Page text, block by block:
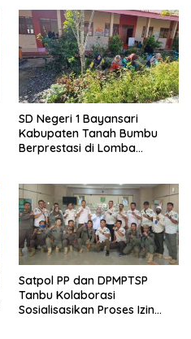
SD Negeri 1 Bayansari
Kabupaten Tanah Bumbu
Berprestasi di Lomba
Satpol PP dan DPMPTSP
Tanbu Kolaborasi
Sosialisasikan Proses Izin